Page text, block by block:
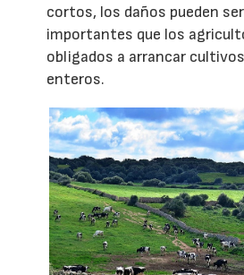
cortos, los daños pueden
importantes que los
obligados a arrancar
enteros.